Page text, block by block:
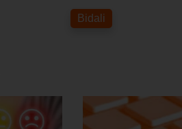
Bidali